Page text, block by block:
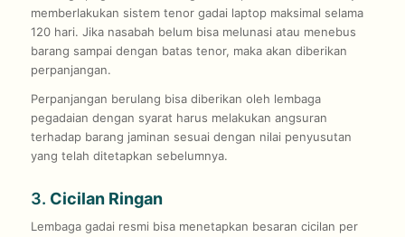
memberlakukan sistem tenor gadai laptop maksimal selama
120 hari. Jika nasabah belum bisa melunasi atau menebus
barang sampai dengan batas tenor, maka akan diberikan
perpanjangan.
Perpanjangan berulang bisa diberikan oleh lembaga
pegadaian dengan syarat harus melakukan angsuran
terhadap barang jaminan sesuai dengan nilai penyusutan
yang telah ditetapkan sebelumnya.
3. Cicilan Ringan
Lembaga gadai resmi bisa menetapkan besaran cicilan per